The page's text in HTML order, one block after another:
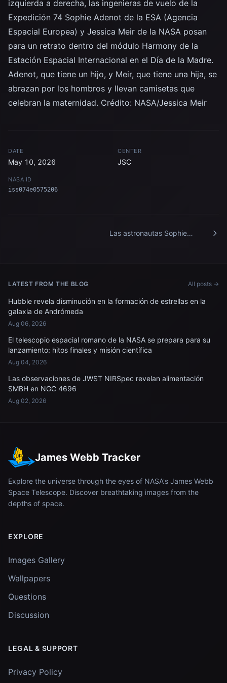
izquierda a derecha, las ingenieras de vuelo de la
Expedición 74 Sophie Adenot de la ESA (Agencia
Espacial Europea) y Jessica Meir de la NASA posan
para un retrato dentro del módulo Harmony de la
Estación Espacial Internacional en el Día de la Madre.
Adenot, que tiene un hijo, y Meir, que tiene una hija, se
abrazan por los hombros y llevan camisetas que
celebran la maternidad. Crédito: NASA/Jessica Meir
DATE
May 10, 2026
CENTER
JSC
NASA ID
iss074e0575206
Las astronautas Sophie
LATEST FROM THE BLOG All posts →
Hubble revela disminución en la formación de estrellas en la
galaxia de Andrómeda
Aug 06, 2026
El telescopio espacial romano de la NASA se prepara para su
lanzamiento: hitos finales y misión científica
Aug 04, 2026
Las observaciones de JWST NIRSpec revelan alimentación
SMBH en NGC 4696
Aug 02, 2026
James Webb Tracker
Explore the universe through the eyes of NASA's James Webb
Space Telescope. Discover breathtaking images from the
depths of space.
EXPLORE
Images Gallery
Wallpapers
Questions
Discussion
LEGAL & SUPPORT
Privacy Policy